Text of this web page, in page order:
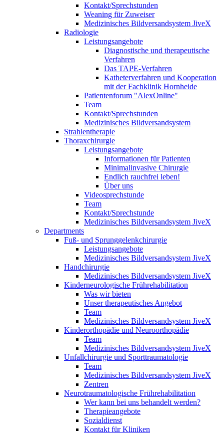
Kontakt/Sprechstunden
Weaning für Zuweiser
Medizinisches Bildversandsystem JiveX
Radiologie
Leistungsangebote
Diagnostische und therapeutische
Verfahren
Das TAPE-Verfahren
Katheterverfahren und Kooperation
mit der Fachklinik Hornheide
Patientenforum "AlexOnline"
Team
Kontakt/Sprechstunden
Medizinisches Bildversandsystem
Strahlentherapie
Thoraxchirurgie
Leistungsangebote
Informationen für Patienten
Minimalinvasive Chirurgie
Endlich rauchfrei leben!
Über uns
Videosprechstunde
Team
Kontakt/Sprechstunde
Medizinisches Bildversandsystem JiveX
Departments
Fuß- und Sprunggelenkchirurgie
Leistungsangebote
Medizinisches Bildversandsystem JiveX
Handchirurgie
Medizinisches Bildversandsystem JiveX
Kinderneurologische Frührehabilitation
Was wir bieten
Unser therapeutisches Angebot
Team
Medizinisches Bildversandsystem JiveX
Kinderorthopädie und Neuroorthopädie
Team
Medizinisches Bildversandsystem JiveX
Unfallchirurgie und Sporttraumatologie
Team
Medizinisches Bildversandsystem JiveX
Zentren
Neurotraumatologische Frührehabilitation
Wer kann bei uns behandelt werden?
Therapieangebote
Sozialdienst
Kontakt für Kliniken